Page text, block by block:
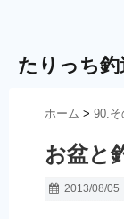
たりっち釣
ホーム > 90.そ
お盆と
2013/08/05